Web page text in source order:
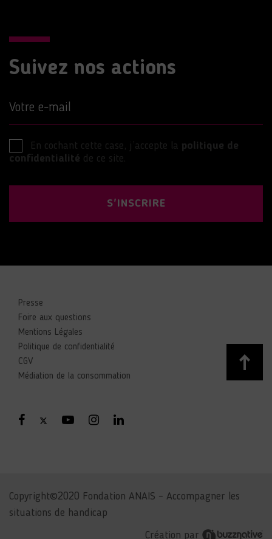
Suivez nos actions
Votre e-mail
En cochant cette case, j’accepte la politique de
confidentialité de ce site.
S'INSCRIRE
Presse
Foire aux questions
Mentions Légales
Politique de confidentialité
CGV
Médiation de la consommation
Copyright©2020 Fondation ANAIS – Accompagner les
situations de handicap
Création par